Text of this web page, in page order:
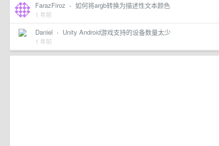
FarazFiroz · 如何将argb转换为描述性文本颜色
1 年前
Daniel · Unity Android游戏支持的设备数量太少
1 年前